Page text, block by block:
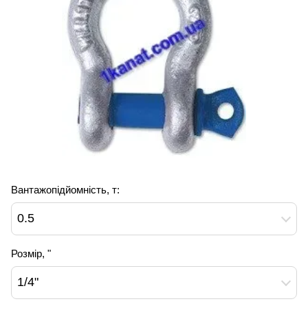
Вантажопідйомність, т:
0.5
Розмір, "
1/4"